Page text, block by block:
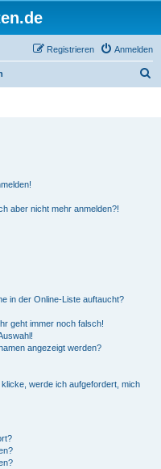
Anmelden
Registrieren
aber nicht mehr anmelden?!
in der Online-Liste auftaucht?
geht immer noch falsch!
angezeigt werden?
werde ich aufgefordert, mich